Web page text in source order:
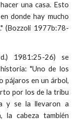
una casa. Esto
donde hay mucho
(Bozzoli 1977b:78-
1981:25-26) se
"Uno de los
pájaros en un árbol,
por los de la tribu
y se la llevaron a
la cabeza también